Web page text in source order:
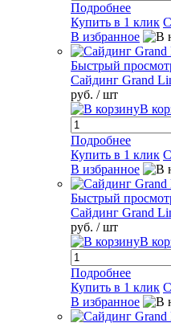
Подробнее
Купить в 1 клик
В избранное
Быстрый
Сайдинг Grand
руб. / шт
В
Подробнее
Купить в 1 клик
В избранное
Быстрый
Сайдинг Grand
руб. / шт
В
Подробнее
Купить в 1 клик
В избранное